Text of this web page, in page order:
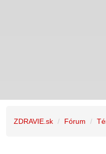
ZDRAVIE.sk Fórum